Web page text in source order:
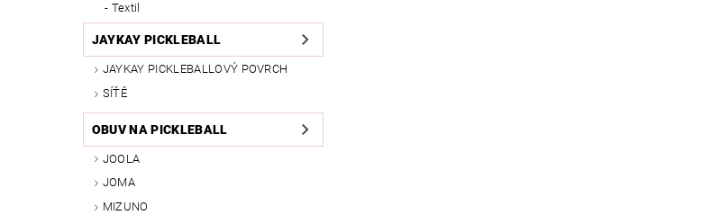
Textil
JAYKAY PICKLEBALL
JAYKAY PICKLEBALLOVÝ POVRCH
SÍŤĚ
OBUV NA PICKLEBALL
JOOLA
JOMA
MIZUNO